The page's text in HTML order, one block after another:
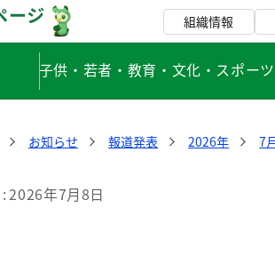
組織情報
子供・若者・教育・文化・スポーツ
お知らせ 報道発表 2026年 7
2026年7月8日